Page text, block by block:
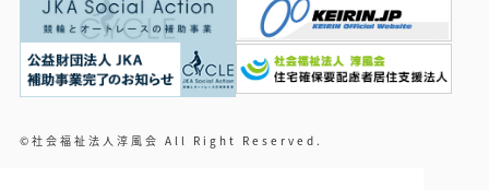
©社会福祉法人淳風会 All Right Reserved.